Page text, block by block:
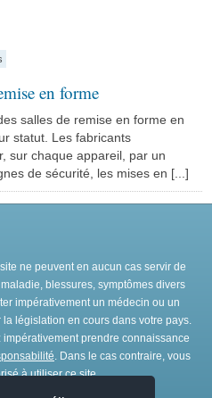
en forme
salles de remise en forme en
statut. Les fabricants
sur chaque appareil, par un
de sécurité, les mises en [...]
ne peuvent en aucun cas servir de
blessures, symptômes divers
impérativement un médecin ou un
législation en cours dans votre pays.
prendre connaissance
. Dans le cas contraire, vous
à utiliser ce site.